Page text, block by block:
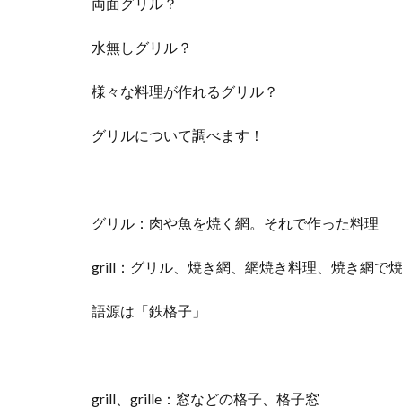
水無しグリル？
様々な料理が作れるグリル？
グリルについて調べます！
グリル：肉や魚を焼く網。それで作った料理
grill：グリル、焼き網、網焼き料理、焼き網で
語源は「鉄格子」
grill、grille：窓などの格子、格子窓